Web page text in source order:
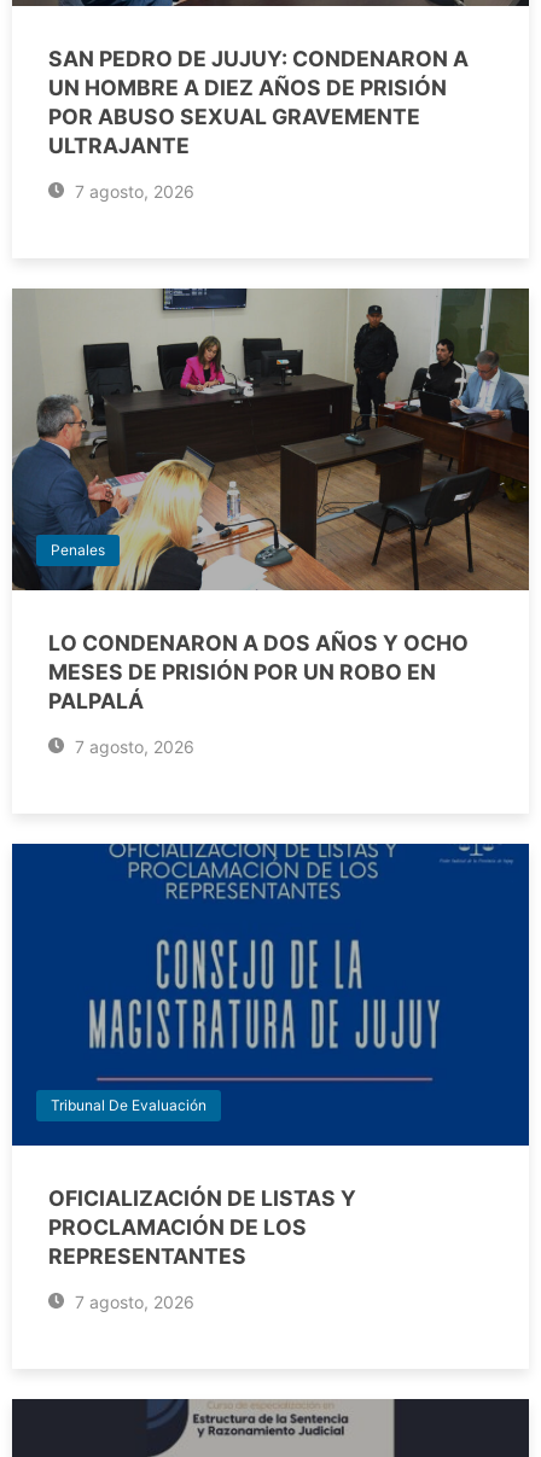
SAN PEDRO DE JUJUY: CONDENARON A
UN HOMBRE A DIEZ AÑOS DE PRISIÓN
POR ABUSO SEXUAL GRAVEMENTE
ULTRAJANTE
7 agosto, 2026
Penales
LO CONDENARON A DOS AÑOS Y OCHO
MESES DE PRISIÓN POR UN ROBO EN
PALPALÁ
7 agosto, 2026
Tribunal De Evaluación
OFICIALIZACIÓN DE LISTAS Y
PROCLAMACIÓN DE LOS
REPRESENTANTES
7 agosto, 2026